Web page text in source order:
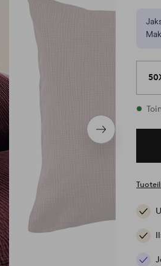
Seuraava
tuote